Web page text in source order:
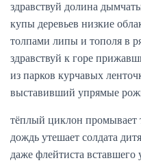
здравствуй долина
купы деревьев низкие
толпами липы и тополя в
здравствуй к горе
из парков курчавых
выставивший упрямые
тёплый циклон промывает
дождь утешает солдата
даже флейтиста вставшего